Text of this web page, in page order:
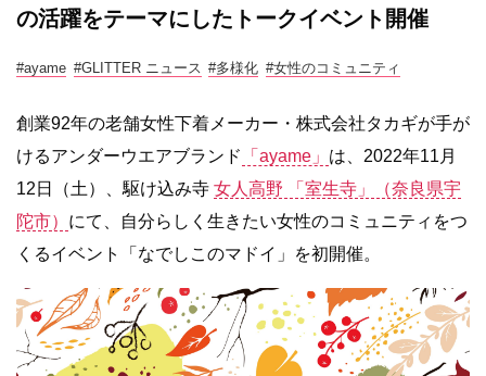
の活躍をテーマにしたトークイベント開催
#ayame #GLITTER ニュース #多様化 #女性のコミュニティ
創業92年の老舗女性下着メーカー・株式会社タカギが手が
けるアンダーウエアブランド
「ayame」 は、2022年11月
12日（土）、駆け込み寺 女人高野 「室生寺」（奈良県宇
陀市） にて、自分らしく生きたい女性のコミュニティをつ
くるイベント「なでしこのマドイ」を初開催。